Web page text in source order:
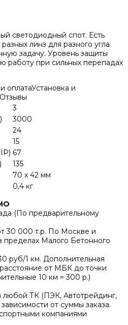
светодиодный спот. Есть
линз для разного угла
задачу. Уровень защиты
работу при сильных перепадах
оплатаУстановка и
Отзывы
3
3000
24
15
67
135
70 x 42 мм
0,4 кг
(По предварительному
30 000 т.р. По Москве и
Малого Бетонного
руб/1 км. Дополнительная
от МБК до точки
10 км = 300 р.)
любой ТК (ПЭК, Автотрейдинг,
от суммы заказа.
компаниями